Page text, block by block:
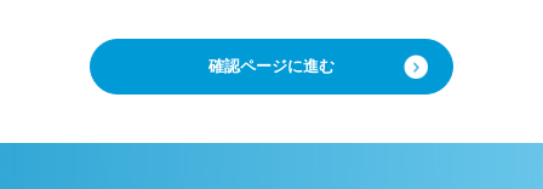
号などの個人情報をお尋ねすることがありま
す。また、ユーザーと提携先などとの間でなさ
済に関する情報を当社の提携先（情報提供元、
サービスを提供できない場合があり、当社の任意
の判断でご依頼をお断りする場合がございますの